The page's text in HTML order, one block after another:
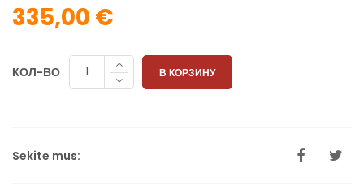
335,00 €
КОЛ-ВО В КОРЗИНУ
Sekite mus: